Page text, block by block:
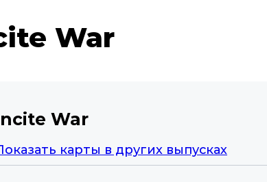
War
War
карты в других выпусках